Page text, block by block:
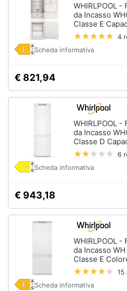
WHIRLPOOL
da Incasso
Classe E
4
Scheda informativa
€ 821,94
WHIRLPOOL
da Incasso
Classe D
6
Scheda informativa
€ 943,18
WHIRLPOOL
da Incasso
Classe E
15
Scheda informativa